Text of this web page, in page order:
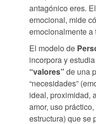
antagónico eres. El
emocional, mide
emocionalmente a
El modelo de
incorpora y
“valores” de una
“necesidades”
ideal, proximidad,
amor, uso
estructura) que se